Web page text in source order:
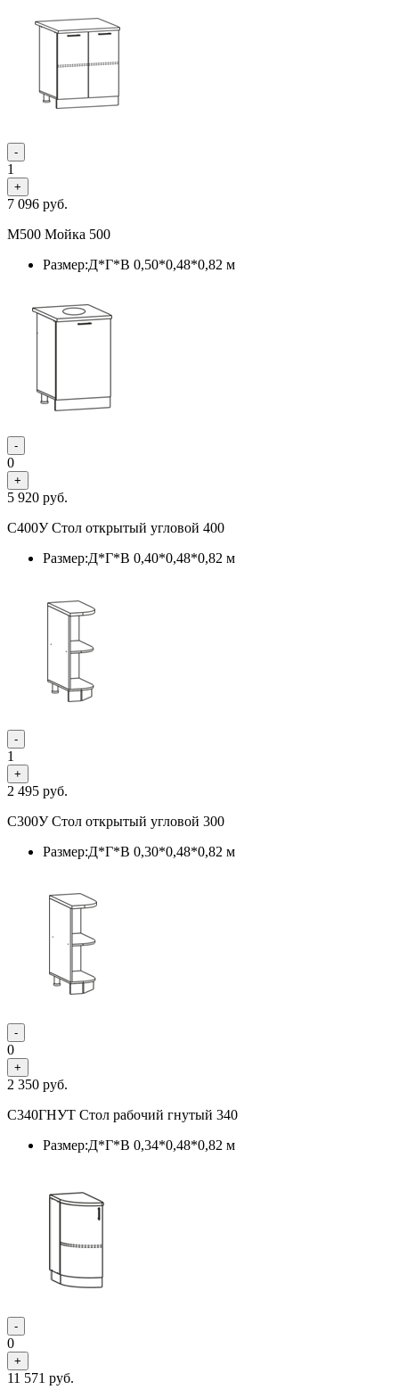
-
1
+
7 096 руб.
М500 Мойка 500
Размер:Д*Г*В 0,50*0,48*0,82 м
-
0
+
5 920 руб.
С400У Стол открытый угловой 400
Размер:Д*Г*В 0,40*0,48*0,82 м
-
1
+
2 495 руб.
С300У Стол открытый угловой 300
Размер:Д*Г*В 0,30*0,48*0,82 м
-
0
+
2 350 руб.
С340ГНУТ Стол рабочий гнутый 340
Размер:Д*Г*В 0,34*0,48*0,82 м
-
0
+
11 571 руб.